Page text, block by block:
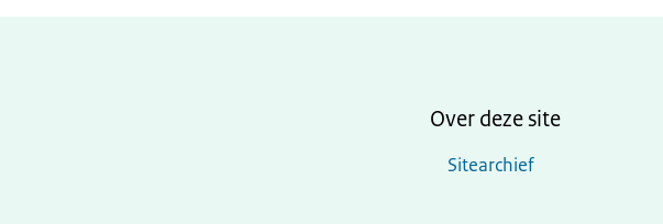
Over deze site
Sitearchief